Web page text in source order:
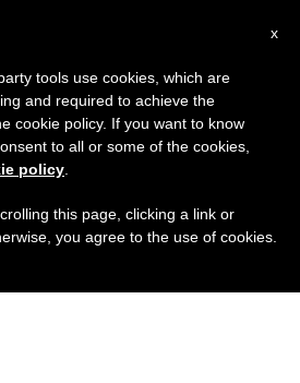
x
tools use cookies, which are
and required to achieve the
cookie policy. If you want to know
to all or some of the cookies,
policy
this page, clicking a link or
you agree to the use of cookies.